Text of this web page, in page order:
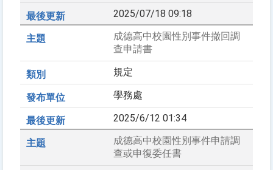
2025/07/18 09:18
成德高中校園性別事件撤回調
查申請書
規定
學務處
2025/6/12 01:34
成德高中校園性別事件申請調
查或申復委任書